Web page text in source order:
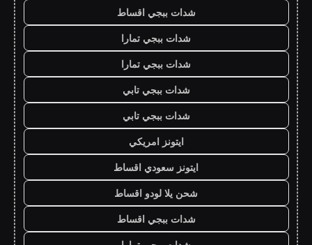
شدات ببجي اقساط
شدات ببجي تمارا
شدات ببجي تمارا
شدات ببجي تابي
شدات ببجي تابي
ايتونز امريكي
ايتونز سعودي اقساط
شحن يلا لودو اقساط
شدات ببجي اقساط